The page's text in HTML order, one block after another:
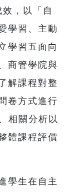
，以「自
學習、主動
學習五面向
商管學院與
解課程對整
卷方式進行
相關分析以
體課程評價
學生在自主